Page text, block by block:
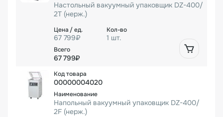
Настольный вакуумный упаковщик DZ-400/
2T (нерж.)
67 799₽ 1 шт.
67 799₽
00000004020
Напольный вакуумный упаковщик DZ-400/
2F (нерж.)